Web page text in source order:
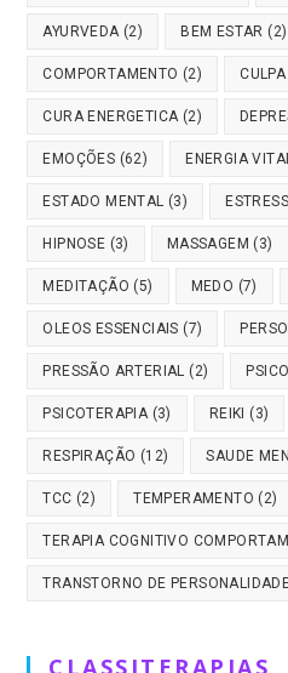
AYURVEDA(2) BEM ESTAR (2)
COMPORTAMENTO (2) CULPA
CURA ENERGETICA(2)
EMOÇÕES (62) ENERGIA
ESTADO MENTAL (3)
HIPNOSE (3) MASSAGEM (3)
MEDITAÇÃO (5) MEDO (7)
OLEOS ESSENCIAIS (7)
PRESSÃO ARTERIAL (2)
PSICOTERAPIA(3) REIKI (3)
RESPIRAÇÃO (12) SAUDE
TCC (2) TEMPERAMENTO (2)
TERAPIA COGNITIVO
TRANSTORNO DE